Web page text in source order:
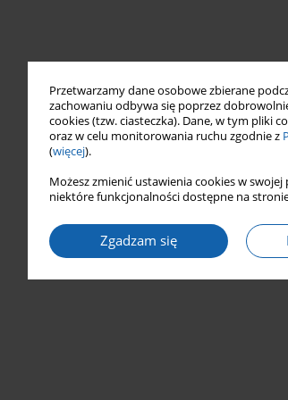
Przetwarzamy dane osobowe zbierane
zachowaniu odbywa się poprzez
cookies (tzw. ciasteczka). Dane, w tym pliki
oraz w celu monitorowania ruchu zgodnie z
(więcej).
Możesz zmienić ustawienia cookies w
niektóre funkcjonalności dostępne na
Zgadzam się